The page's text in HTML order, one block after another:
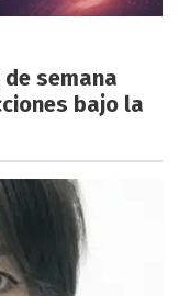
semana
bajo la